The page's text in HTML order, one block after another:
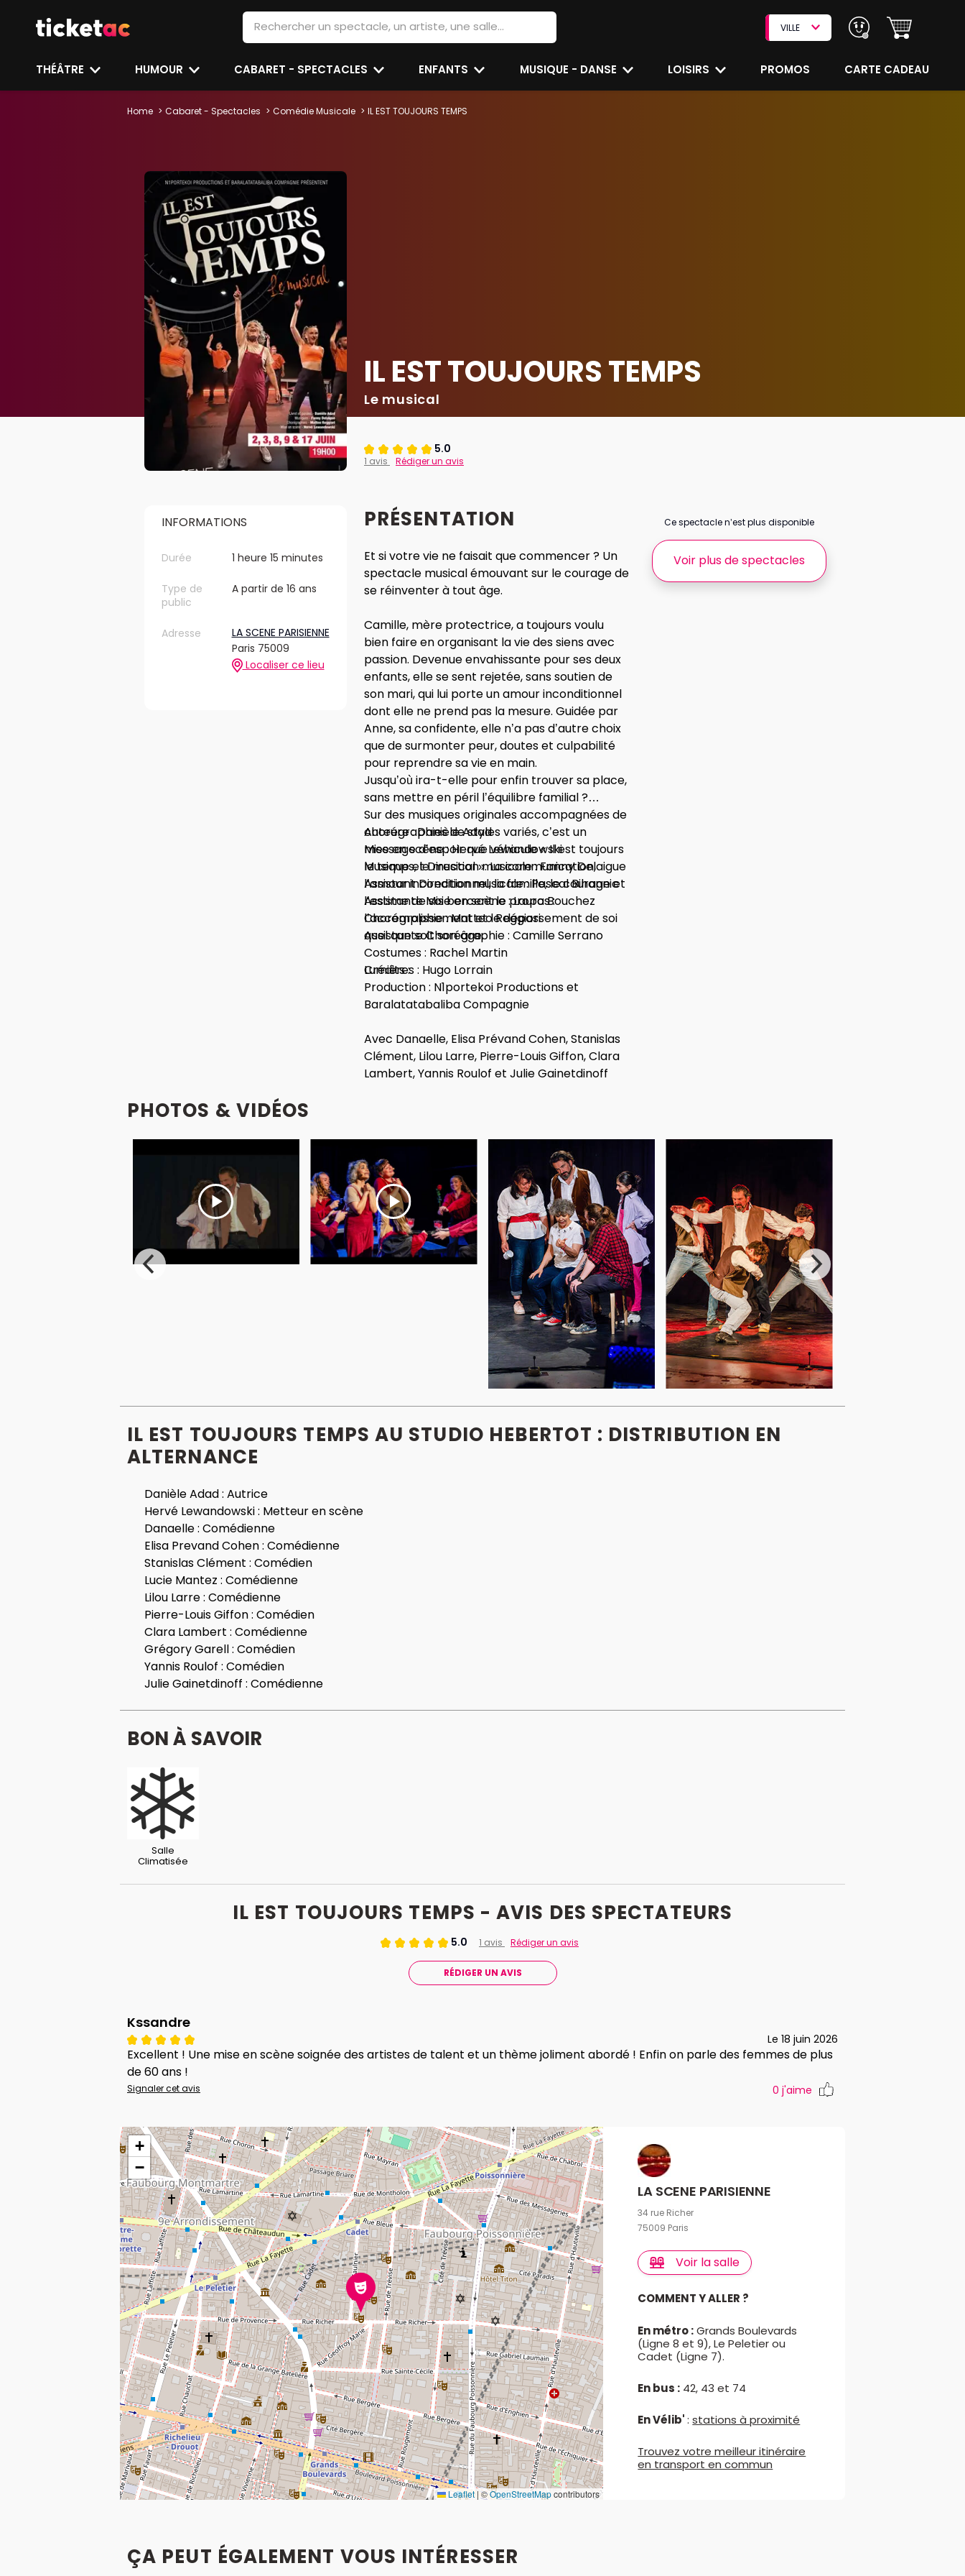
VILLE
THÉÂTRE HUMOUR CABARET - SPECTACLES ENFANTS MUSIQUE - DANSE LOISIRS PROMOS CARTE CADEAU
Home Cabaret - Spectacles Comédie Musicale IL EST TOUJOURS TEMPS
IL EST TOUJOURS TEMPS
Le musical
5.0
1 avis Rédiger un avis
INFORMATIONS
Durée 1 heure 15 minutes
Type de
public
A partir de 16 ans
Adresse
LA SCENE PARISIENNE
Paris 75009
Localiser ce lieu
PRÉSENTATION
Et si votre vie ne faisait que commencer ? Un
spectacle musical émouvant sur le courage de
se réinventer à tout âge.
Camille, mère protectrice, a toujours voulu
bien faire en organisant la vie des siens avec
passion. Devenue envahissante pour ses deux
enfants, elle se sent rejetée, sans soutien de
son mari, qui lui porte un amour inconditionnel
dont elle ne prend pas la mesure. Guidée par
Anne, sa confidente, elle n’a pas d’autre choix
que de surmonter peur, doutes et culpabilité
pour reprendre sa vie en main.
Jusqu’où ira-t-elle pour enfin trouver sa place,
sans mettre en péril l’équilibre familial ?
Sur des musiques originales accompagnées de
chorégraphies de styles variés, c’est un
message d’espoir que véhicule « Il est toujours
le temps, le musical ». La communication,
l’amour inconditionnel, la famille, le courage et
l’estime de soi bercent le propos :
l’accomplissement et le dépassement de soi
quel que soit son âge.
Crédits :
Auteure : Danièle Adad
Mise en scène : Hervé Lewandowski
Musique et Direction musicale : Fanny Delaigue
Assistant Direction musicale : Pascal Bihannic
Assistante Mise en scène : Laura Bouchez
Chorégraphie : Matteo Reggiori
Assistante Chorégraphie : Camille Serrano
Costumes : Rachel Martin
Lumières : Hugo Lorrain
Production : N1portekoi Productions et
Baralatatabaliba Compagnie
Avec Danaelle, Elisa Prévand Cohen, Stanislas
Clément, Lilou Larre, Pierre-Louis Giffon, Clara
Lambert, Yannis Roulof et Julie Gainetdinoff
Ce spectacle n’est plus disponible
Voir plus de spectacles
PHOTOS & VIDÉOS
IL EST TOUJOURS TEMPS AU STUDIO HEBERTOT : DISTRIBUTION EN
ALTERNANCE
Danièle Adad : Autrice
Hervé Lewandowski : Metteur en scène
Danaelle : Comédienne
Elisa Prevand Cohen : Comédienne
Stanislas Clément : Comédien
Lucie Mantez : Comédienne
Lilou Larre : Comédienne
Pierre-Louis Giffon : Comédien
Clara Lambert : Comédienne
Grégory Garell : Comédien
Yannis Roulof : Comédien
Julie Gainetdinoff : Comédienne
BON À SAVOIR
Salle
Climatisée
IL EST TOUJOURS TEMPS - AVIS DES SPECTATEURS
5.0 1 avis Rédiger un avis
RÉDIGER UN AVIS
Kssandre
Le 18 juin 2026
Excellent ! Une mise en scène soignée des artistes de talent et un thème joliment abordé ! Enfin on parle des femmes de plus
de 60 ans !
Signaler cet avis 0 j'aime
+
−
Leaflet |©OpenStreetMapcontributors
LA SCENE PARISIENNE
34 rue Richer
75009 Paris
Voir la salle
COMMENT Y ALLER ?
En métro :Grands Boulevards
(Ligne 8 et 9), Le Peletier ou
Cadet (Ligne 7).
En bus : 42, 43 et 74
En Vélib':stations à proximité
Trouvez votre meilleur itinéraire
en transport en commun
ÇA PEUT ÉGALEMENT VOUS INTÉRESSER